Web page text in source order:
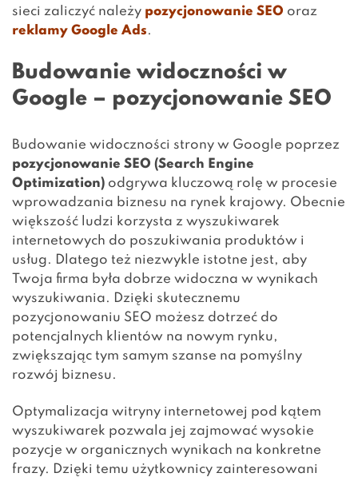
sieci zaliczyć należy pozycjonowanie SEO oraz
reklamy Google Ads.
Budowanie widoczności w
Google – pozycjonowanie SEO
Budowanie widoczności strony w Google poprzez
pozycjonowanie SEO (Search Engine
Optimization) odgrywa kluczową rolę w procesie
wprowadzania biznesu na rynek krajowy. Obecnie
większość ludzi korzysta z wyszukiwarek
internetowych do poszukiwania produktów i
usług. Dlatego też niezwykle istotne jest, aby
Twoja firma była dobrze widoczna w wynikach
wyszukiwania. Dzięki skutecznemu
pozycjonowaniu SEO możesz dotrzeć do
potencjalnych klientów na nowym rynku,
zwiększając tym samym szanse na pomyślny
rozwój biznesu.
Optymalizacja witryny internetowej pod kątem
wyszukiwarek pozwala jej zajmować wysokie
pozycje w organicznych wynikach na konkretne
frazy. Dzięki temu użytkownicy zainteresowani